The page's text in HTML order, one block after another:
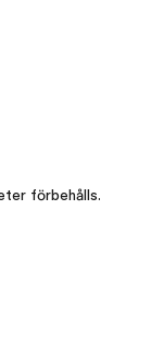
förbehålls.